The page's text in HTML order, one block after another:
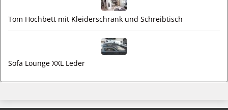
Tom Hochbett mit Kleiderschrank und Schreibtisch
Sofa Lounge XXL Leder